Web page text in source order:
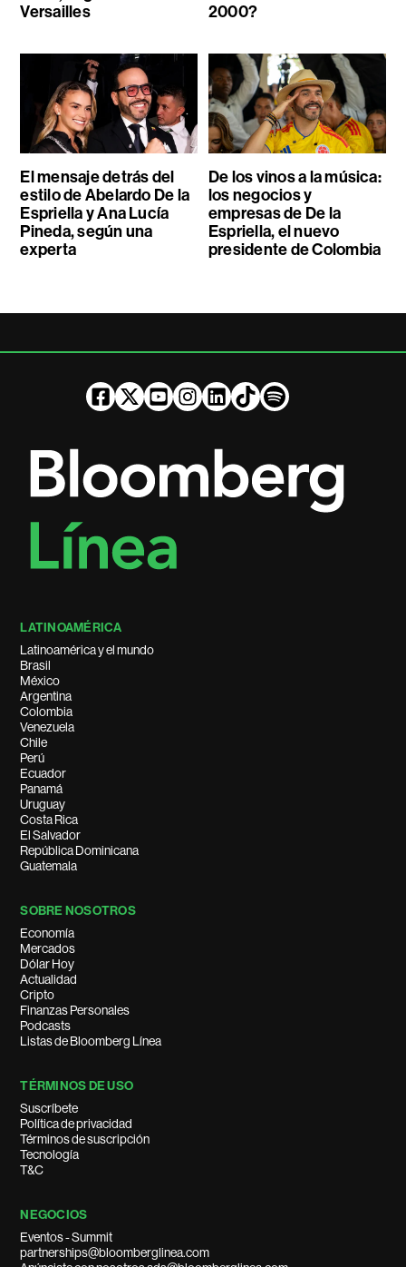
Versailles
2000?
El mensaje detrás del
estilo de Abelardo De la
Espriella y Ana Lucía
Pineda, según una
experta
De los vinos a la música:
los negocios y
empresas de De la
Espriella, el nuevo
presidente de Colombia
LATINOAMÉRICA
Latinoamérica y el mundo
Brasil
México
Argentina
Colombia
Venezuela
Chile
Perú
Ecuador
Panamá
Uruguay
Costa Rica
El Salvador
República Dominicana
Guatemala
SOBRE NOSOTROS
Economía
Mercados
Dólar Hoy
Actualidad
Cripto
Finanzas Personales
Podcasts
Listas de Bloomberg Línea
TÉRMINOS DE USO
Suscríbete
Política de privacidad
Términos de suscripción
Tecnología
T&C
NEGOCIOS
Eventos - Summit
partnerships@bloomberglinea.com